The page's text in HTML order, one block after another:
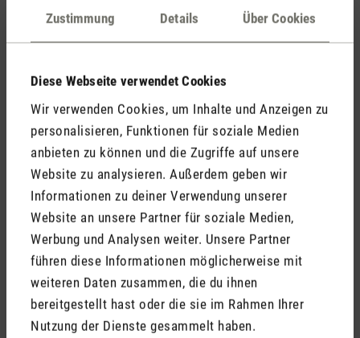
Zustimmung Details Über Cookies
Diese Webseite verwendet Cookies
Wir verwenden Cookies, um Inhalte und Anzeigen zu
personalisieren, Funktionen für soziale Medien
anbieten zu können und die Zugriffe auf unsere
Website zu analysieren. Außerdem geben wir
Informationen zu deiner Verwendung unserer
Website an unsere Partner für soziale Medien,
Werbung und Analysen weiter. Unsere Partner
führen diese Informationen möglicherweise mit
weiteren Daten zusammen, die du ihnen
bereitgestellt hast oder die sie im Rahmen Ihrer
Nutzung der Dienste gesammelt haben.
Öle wirken schlaffördernd?
Mehr lesen
Joana Deplazes, 27. April 2026
Aromatherapie